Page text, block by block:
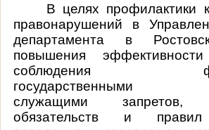
В целях профилактики
правонарушений в
департамента в
повышения
соблюдения
государственными
служащими запретов,
обязательств и правил